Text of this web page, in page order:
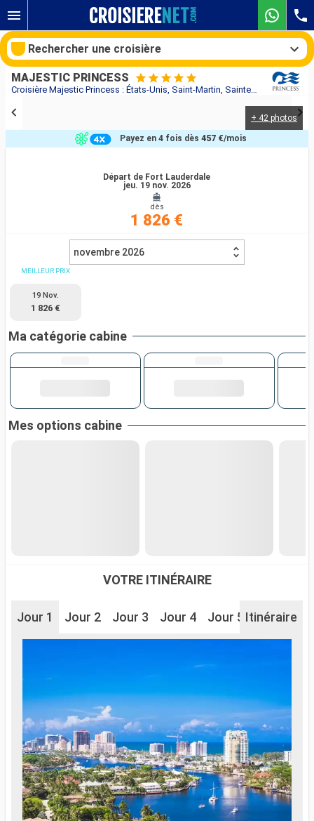
Croisière Majestic Princess : États-Unis, Saint-Martin, Sainte-Lucie, Barbade, Brésil, Uruguay, Argentine au départ de Fort Lauderdale
MAJESTIC PRINCESS
+ 42 photos
Départ de Fort Lauderdale
jeu. 19 nov. 2026
dès
1 826 €
Payez en 4 fois dès 457 €/mois
novembre 2026
MEILLEUR PRIX
19 Nov.
1 826 €
Ma catégorie cabine
Mes options cabine
VOTRE ITINÉRAIRE
Jour 1 Jour 2 Jour 3 Jour 4 Jour 5 Jour 6
Itinéraire
Rechercher une croisière
Compagnies
Rechercher